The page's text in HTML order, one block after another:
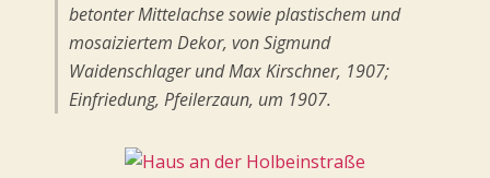
betonter Mittelachse sowie plastischem und
mosaiziertem Dekor, von Sigmund
Waidenschlager und Max Kirschner, 1907;
Einfriedung, Pfeilerzaun, um 1907.